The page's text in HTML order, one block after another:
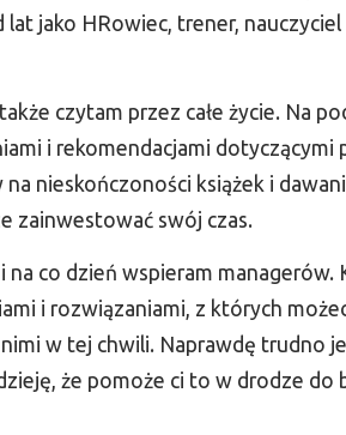
jako HRowiec, trener,
także czytam przez całe życie. Na
i rekomendacjami dotyczącymi
nieskończoności książek i
zainwestować swój czas.
co dzień wspieram managerów.
i rozwiązaniami, z których
w tej chwili. Naprawdę trudno
że pomoże ci to w drodze do